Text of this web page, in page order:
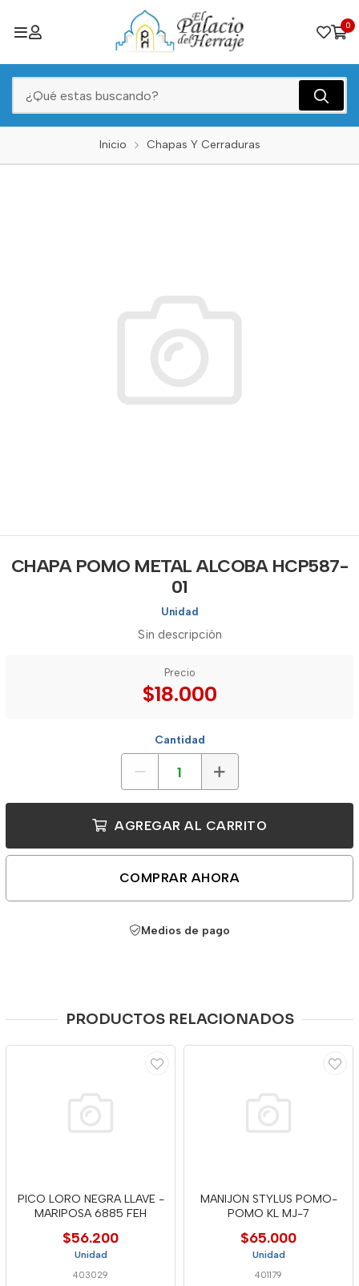
0
Inicio Chapas Y Cerraduras
CHAPA POMO METAL ALCOBA HCP587-
01
Unidad
Sin descripción
Precio
$18.000
Cantidad
AGREGAR AL CARRITO
COMPRAR AHORA
Medios de pago
PRODUCTOS RELACIONADOS
PICO LORO NEGRA LLAVE -
MARIPOSA 6885 FEH
$56.200
Unidad
403029
MANIJON STYLUS POMO-
POMO KL MJ-7
$65.000
Unidad
401179